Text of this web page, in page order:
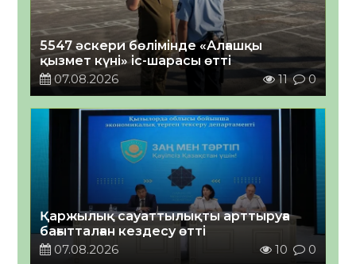
5547 әскери бөлімінде «Алғашқы
қызмет күні» іс-шарасы өтті
07.08.2026
11 0
Қаржылық сауаттылықты арттыруға
бағытталған кездесу өтті
07.08.2026
10 0